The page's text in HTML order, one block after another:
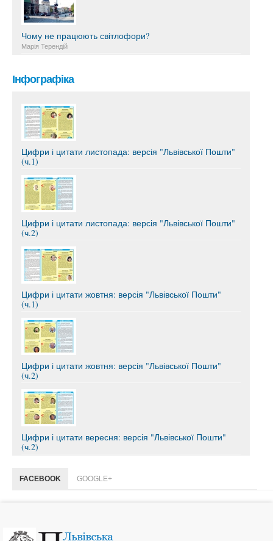
Чому не працюють світлофори?
Марія Терендій
Інфографіка
Цифри і цитати листопада: версія "Львівської Пошти"
(ч.1)
Цифри і цитати листопада: версія "Львівської Пошти"
(ч.2)
Цифри і цитати жовтня: версія "Львівської Пошти"
(ч.1)
Цифри і цитати жовтня: версія "Львівської Пошти"
(ч.2)
Цифри і цитати вересня: версія "Львівської Пошти"
(ч.2)
FACEBOOK GOOGLE+